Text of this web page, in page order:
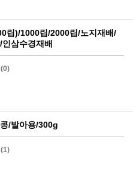
립)/1000립/2000립/노지재배/
삼수경재배
(0)
/발아용/300g
(1)